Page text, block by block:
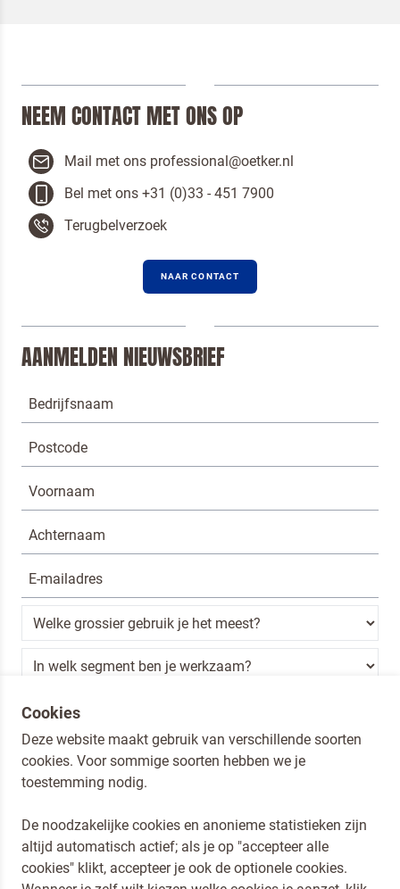
NEEM CONTACT MET ONS OP
Mail met ons professional@oetker.nl
Bel met ons +31 (0)33 - 451 7900
Terugbelverzoek
NAAR CONTACT
AANMELDEN NIEUWSBRIEF
Ik ben een horeca professional
Door op versturen te klikken, ga je akkoord metonze voorwaarden.
Dr. Oetker Nederland
Koopmans Professioneel
Cookies
Deze website maakt gebruik van verschillende soorten
cookies. Voor sommige soorten hebben we je
toestemming nodig.
De noodzakelijke cookies en anonieme statistieken zijn
altijd automatisch actief; als je op "accepteer alle
cookies" klikt, accepteer je ook de optionele cookies.